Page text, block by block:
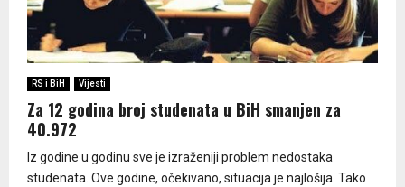
RS i BiH Vijesti
Za 12 godina broj studenata u BiH smanjen za
40.972
Iz godine u godinu sve je izraženiji problem nedostaka
studenata. Ove godine, očekivano, situacija je najlošija. Tako